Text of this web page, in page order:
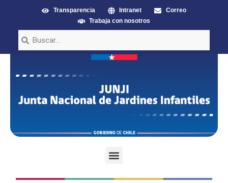
Transparencia Intranet
Correo
Trabaja con nosotros